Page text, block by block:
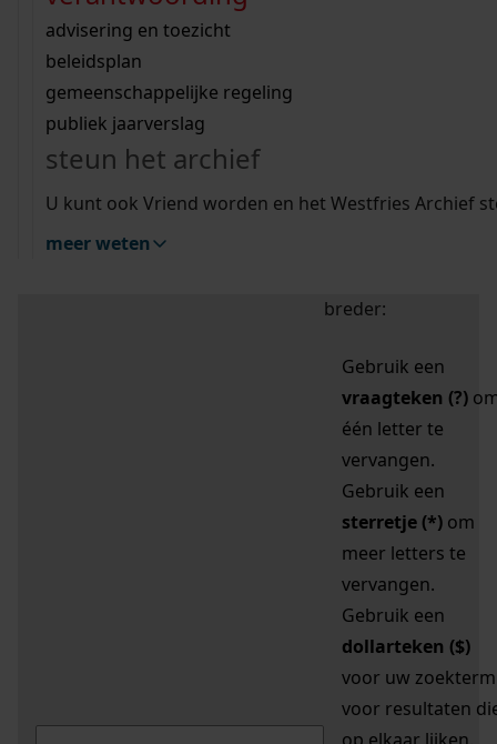
bouwvergunningen
omgevingsvergunningen
vergunningen
beeld en geluid
uitleg nodig?
Wij helpen u op weg met een aantal zoektips.
bekijk alle zoektips
Wij helpen u op weg met een aantal zoektips.
bekijk alle zoektips
bekijk ons geschiedenislokaal
advisering en toezicht
beleidsplan
gemeenschappelijke regeling
publiek jaarverslag
steun het archief
U kunt ook Vriend worden en het Westfries Archief
meer weten
zoektips
Mijn Studiezaal (inloggen)
uw zoekopdracht te
breder:
Gebruik een
vraagteken (?)
één letter te
vervangen.
Gebruik een
sterretje (*) om
meer letters te
vervangen.
Gebruik een
dollarteken ($)
voor uw zoekterm
voor resultaten